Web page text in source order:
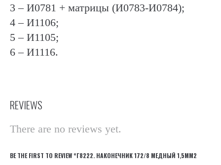
3 – И0781 + матрицы (И0783-И0784);
4 – И1106;
5 – И1105;
6 – И1116.
REVIEWS
There are no reviews yet.
BE THE FIRST TO REVIEW “Г8222. НАКОНЕЧНИК 172/8 МЕДНЫЙ 1,5ММ2